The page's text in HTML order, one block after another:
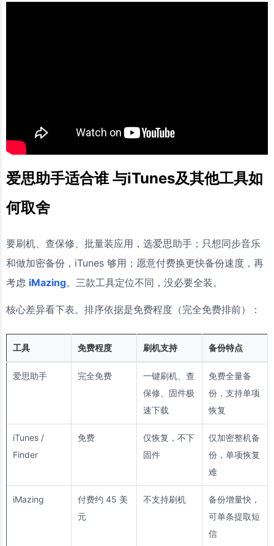
爱思助手适合谁 与iTunes及其他工具如
何取舍
要刷机、查保修、批量装应用，选爱思助手；只想同步音乐
和做加密备份，iTunes 够用；愿意付费换更快备份速度，再
考虑 iMazing。三款工具定位不同，没必要全装。
核心差异看下表。排序依据是免费程度（完全免费排前）：
工具 免费程度 刷机支持 备份特点
爱思助手 完全免费
一键刷机、查
保修、固件极
速下载
免费全量备
份，支持单项
恢复
iTunes /
Finder
免费
仅恢复，不下
固件
仅加密整机备
份，单项恢复
难
iMazing
付费约 45 美
元
不支持刷机
备份增量快，
可单条提取短
信